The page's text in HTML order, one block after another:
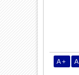
A + A